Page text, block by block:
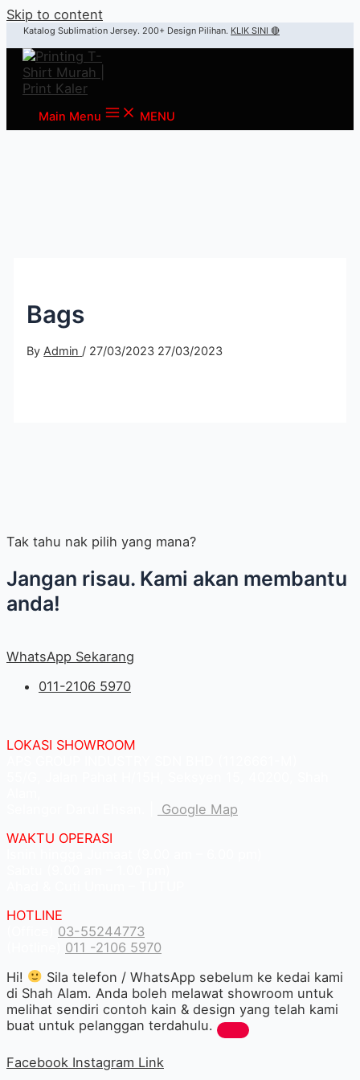
Skip to content
Katalog Sublimation Jersey. 200+ Design Pilihan. KLIK SINI 🔴
Main Menu MENU
Bags
ByAdmin / 27/03/2023 27/03/2023
Tak tahu nak pilih yang mana?
Jangan risau. Kami akan membantu
anda!
WhatsApp Sekarang
011-2106 5970
LOKASI SHOWROOM
Google Map
WAKTU OPERASI
HOTLINE
03-55244773
011 -2106 5970
Hi!
Sila telefon / WhatsApp sebelum ke kedai kami
di Shah Alam. Anda boleh melawat showroom untuk
melihat sendiri contoh kain & design yang telah kami
buat untuk pelanggan terdahulu.
Facebook Instagram Link